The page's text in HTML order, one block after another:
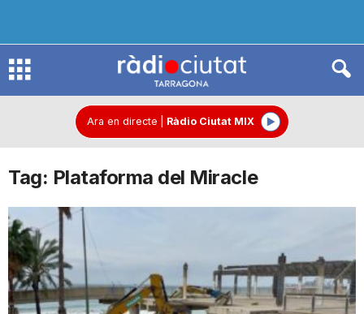
R
d
i
o
Ara en directe Ràdio Ciutat MIX
Tag: Plataforma del Miracle